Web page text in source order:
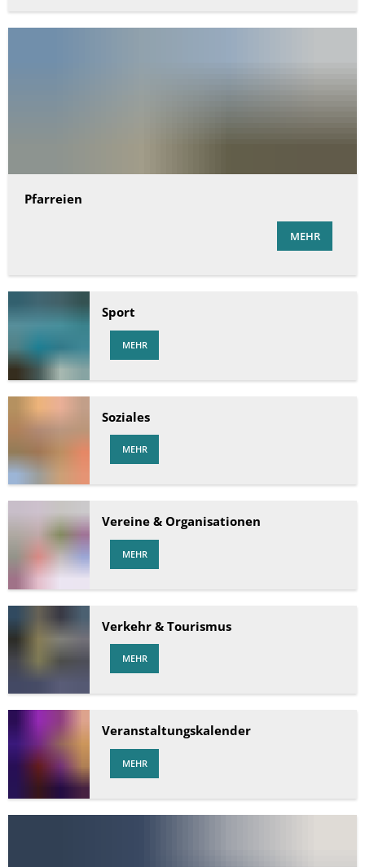
Pfarreien
MEHR
Sport
MEHR
Soziales
MEHR
Vereine & Organisationen
MEHR
Verkehr & Tourismus
MEHR
Veranstaltungskalender
MEHR